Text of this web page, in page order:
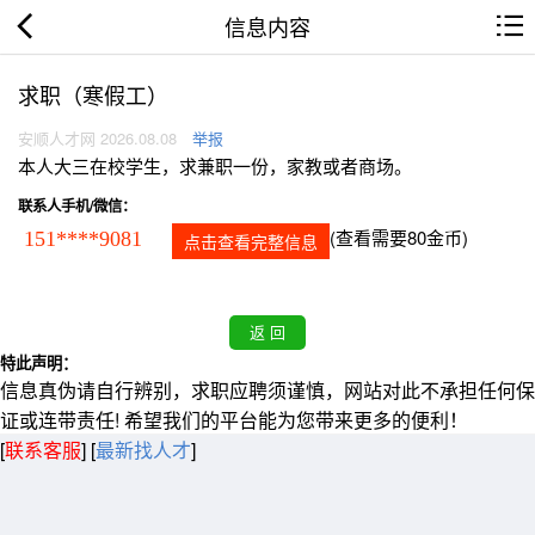
信息内容
求职（寒假工）
安顺人才网 2026.08.08 举报
本人大三在校学生，求兼职一份，家教或者商场。
联系人手机/微信：
151****9081 点击查看完整信息 (查看需要80金币)
特此声明：
信息真伪请自行辨别，求职应聘须谨慎，网站对此不承担任何保
证或连带责任! 希望我们的平台能为您带来更多的便利！
[联系客服] [最新找人才]